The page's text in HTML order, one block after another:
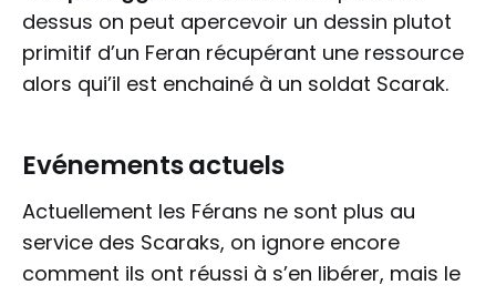
dessus on peut apercevoir un dessin plutot
primitif d’un Feran récupérant une ressource
alors qui’il est enchainé à un soldat Scarak.
Evénements actuels
Actuellement les Férans ne sont plus au
service des Scaraks, on ignore encore
comment ils ont réussi à s’en libérer, mais le